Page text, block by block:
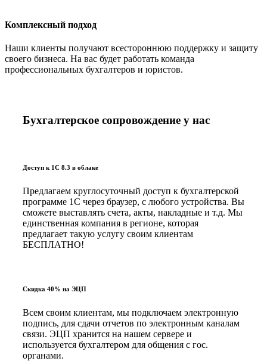
Комплексный подход
Наши клиенты получают всестороннюю поддержку и защиту
своего бизнеса. На вас будет работать команда
профессиональных бухгалтеров и юристов.
Бухгалтерское сопровождение у нас
Доступ к 1С 8.3 в облаке
Предлагаем круглосуточный доступ к бухгалтерской
программе 1С через браузер, с любого устройства. Вы
сможете выставлять счета, акты, накладные и т.д. Мы
единственная компания в регионе, которая
предлагает такую услугу своим клиентам
БЕСПЛАТНО!
Скидка 40% на ЭЦП
Всем своим клиентам, мы подключаем электронную
подпись, для сдачи отчетов по электронным каналам
связи. ЭЦП хранится на нашем сервере и
используется бухгалтером для общения с гос.
органами.